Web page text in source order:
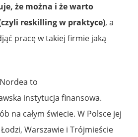
że można i że warto
reskilling w praktyce), a
pracę w takiej firmie jaką
to
instytucja finansowa.
na całym świecie. W Polsce jej
Warszawie i Trójmieście